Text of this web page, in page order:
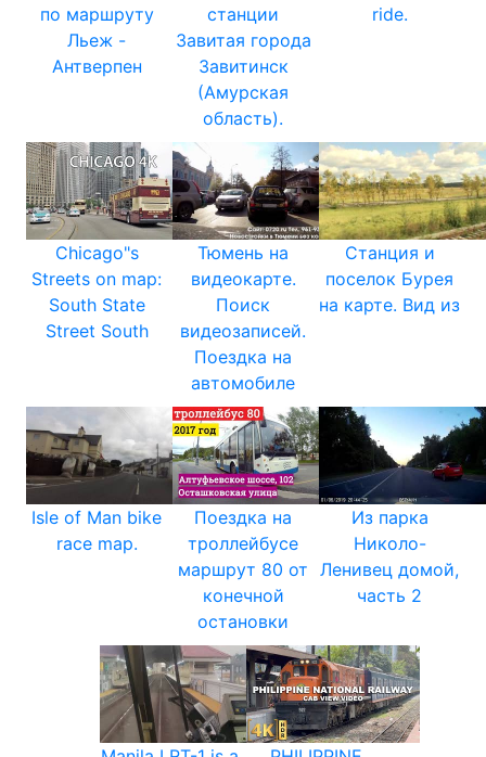
по маршруту
Льеж -
Антверпен
станции
Завитая города
Завитинск
(Амурская
область).
ride.
Chicago"s
Streets on map:
South State
Street South
Тюмень на
видеокарте.
Поиск
видеозаписей.
Поездка на
автомобиле
Станция и
поселок Бурея
на карте. Вид из
Isle of Man bike
race map.
Поездка на
троллейбусе
маршрут 80 от
конечной
остановки
Из парка
Николо-
Ленивец домой,
часть 2